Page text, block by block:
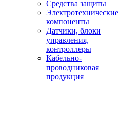
Средства защиты
Электротехнические
компоненты
Датчики, блоки
управления,
контроллеры
Кабельно-
проводниковая
продукция